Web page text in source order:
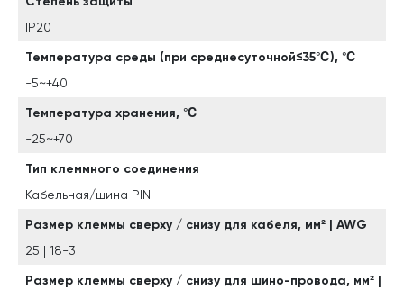
IP20
Температура среды (при среднесуточной≤35℃), ℃
-5~+40
Температура хранения, ℃
-25~+70
Тип клеммного соединения
Кабельная/шина PIN
Размер клеммы сверху / снизу для кабеля, мм² | AWG
25 | 18-3
Размер клеммы сверху / снизу для шино-провода, мм² |